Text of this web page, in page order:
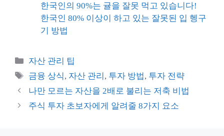
한국인의 90%는 귤을 잘못 먹고 있습니다!
한국인 80% 이상이 하고 있는 잘못된 입 헹구
기 방법
카
테
리
자산 관리 팁
태
그
금융 상식, 자산 관리 , 투자 방법, 투자 전략
나만 모르는 자산을 2배로 불리는 저축 비법
주식 투자 초보자에게 알려줄 8가지 요소